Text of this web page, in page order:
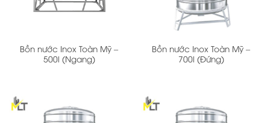
Bồn nước Inox Toàn Mỹ –
500l (Ngang)
Bồn nước Inox Toàn Mỹ –
700l (Đứng)